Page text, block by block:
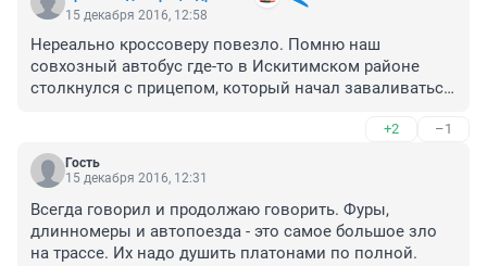
15 декабря 2016, 12:58
Нереально кроссоверу повезло. Помню наш
совхозный автобус где-то в Искитимском районе
столкнулся с прицепом, который начал заваливаться
шоколадки, кофе-какао и т.п., а не кирпичи, трубы или
лес например. Водителя лично знаю, он не гоняет и
всегда на дорогу смотрит, вот успел увернуть свой
боковым окнам. Одна пострадавшая отправлена в
больницу всего была!
+2 –1
Гость
15 декабря 2016, 12:31
Всегда говорил и продолжаю говорить. Фуры,
длинномеры и автопоезда - это самое большое зло
на трассе. Их надо душить платонами по полной.